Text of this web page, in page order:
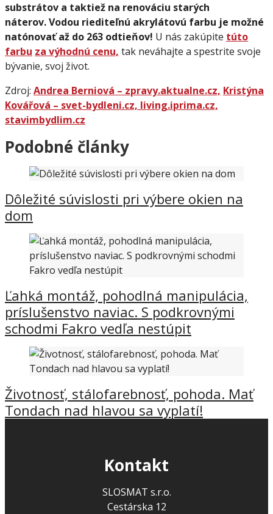
substrátov a taktiež na renováciu starých
náterov. Vodou riediteľnú akrylátovú farbu je možné
natónovať až do 263 odtieňov! U nás zakúpite túto
farbu za výhodnú cenu, tak neváhajte a spestrite svoje
bývanie, svoj život.
Zdroj: Andrea Berniová – zpravy.aktualne.cz, Kristýna
Kovářová – svet-bydleni.cz, living.iprima.cz,
stavimbydlim.cz
Podobné články
Dôležité súvislosti pri výbere okien na
dom
Ľahká montáž, pohodlná manipulácia,
príslušenstvo naviac. S podkrovnými
schodmi Fakro vedľa nestúpit
Životnosť, stálofarebnosť, pohoda. Mať
Tondach nad hlavou sa vyplatí!
Kontakt
SLOSMAT s.r.o.
Cestárska 12